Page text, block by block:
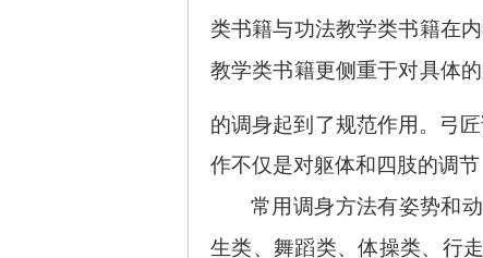
类书籍与功法教学类书籍在
教学类书籍更侧重于对具体
的调身起到了规范作用。弓
作不仅是对躯体和四肢的调
常用调身方法有姿势和
生类、舞蹈类、体操类、行